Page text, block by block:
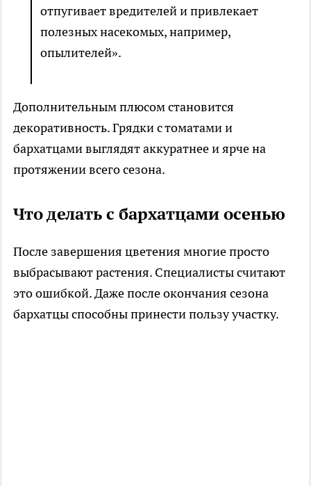
отпугивает вредителей и привлекает
полезных насекомых, например,
опылителей».
Дополнительным плюсом становится
декоративность. Грядки с томатами и
бархатцами выглядят аккуратнее и ярче на
протяжении всего сезона.
Что делать с бархатцами осенью
После завершения цветения многие просто
выбрасывают растения. Специалисты считают
это ошибкой. Даже после окончания сезона
бархатцы способны принести пользу участку.